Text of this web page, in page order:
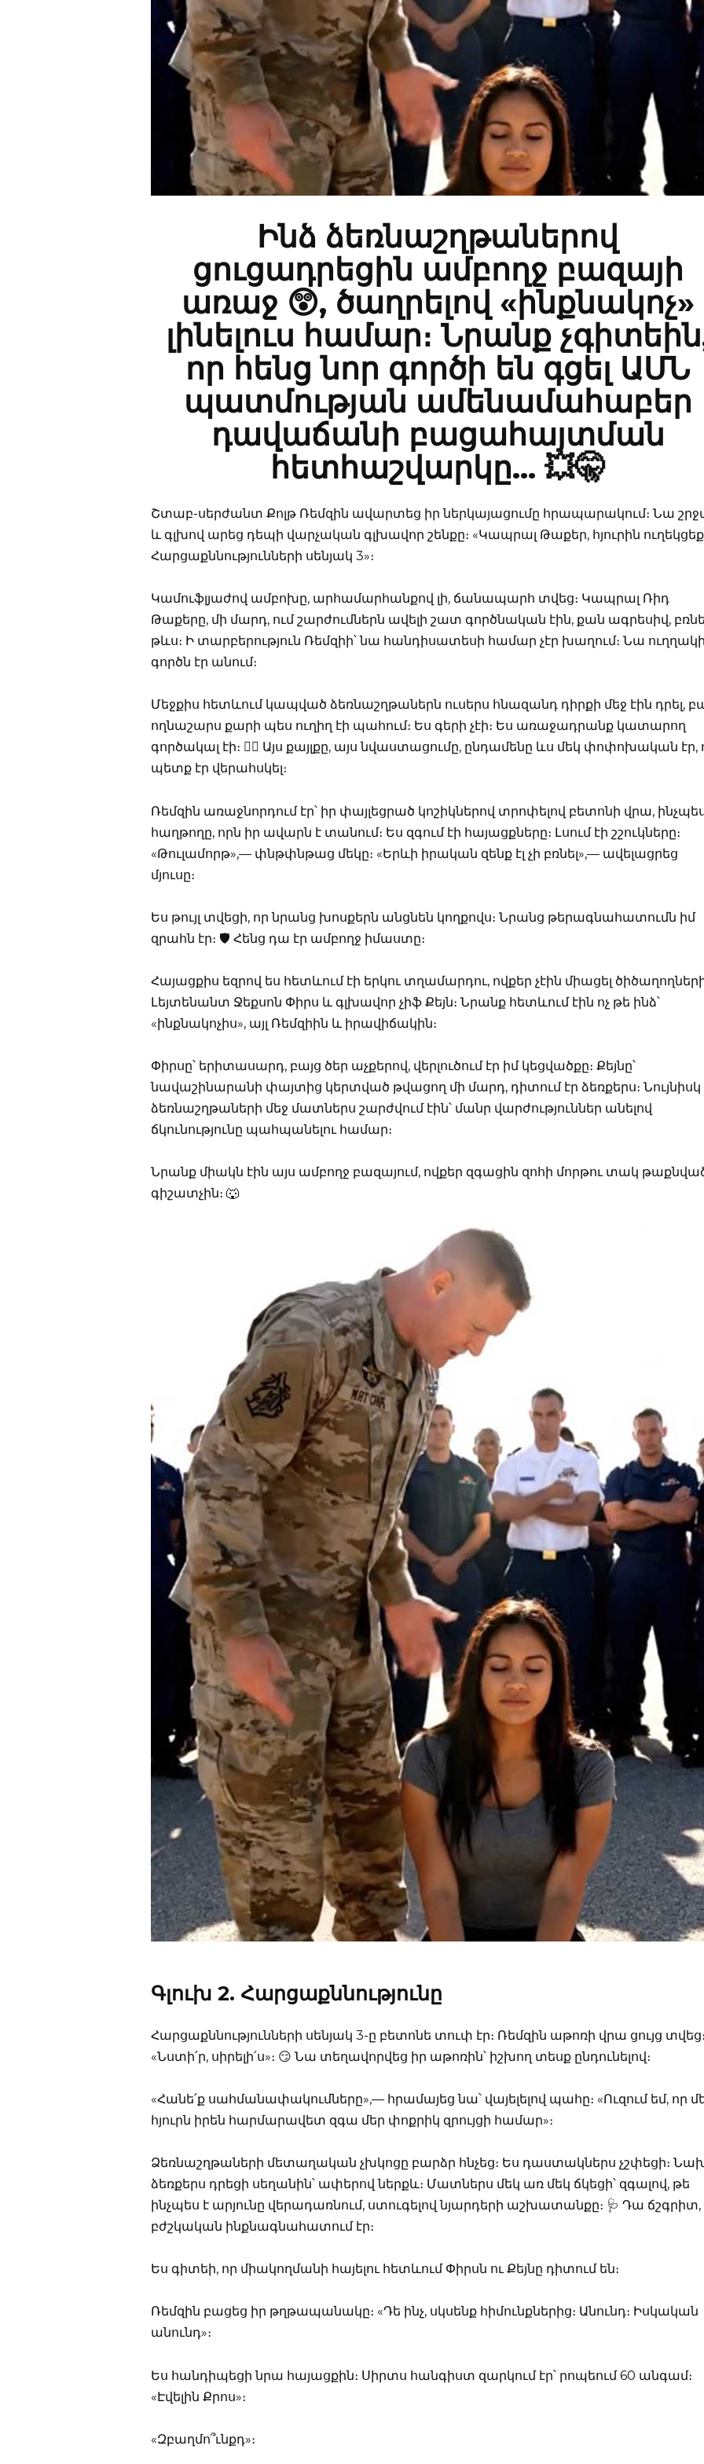
Ինձ ձեռնաշղթաներով
ցուցադրեցին ամբողջ բազայի
առաջ 😲, ծաղրելով «ինքնակոչ»
լինելուս համար։ Նրանք
որ հենց նոր գործի են գցել ԱՄՆ
պատմության ամենամահաբեր
դավաճանի բացահայտման
հետհաշվարկը… 💥🤫
Շտաբ-սերժանտ Քոլթ Ռեմզին ավարտեց իր ներկայացումը հրապարակում։ Նա
և գլխով արեց դեպի վարչական գլխավոր շենքը։ «Կապրալ Թաքեր, հյուրին ուղեկցեք
Հարցաքննությունների սենյակ 3»։
Կամուֆլյաժով ամբոխը, արհամարհանքով լի, ճանապարհ տվեց։ Կապրալ Ռիդ
Թաքերը, մի մարդ, ում շարժումներն ավելի շատ գործնական էին, քան ագրեսիվ,
թևս։ Ի տարբերություն Ռեմզիի՝ նա հանդիսատեսի համար չէր խաղում։ Նա
գործն էր անում։
Մեջքիս հետևում կապված ձեռնաշղթաներն ուսերս հնազանդ դիրքի մեջ էին դրել,
ողնաշարս քարի պես ուղիղ էի պահում։ Ես գերի չէի։ Ես առաջադրանք կատարող
գործակալ էի։ 🕵️‍♀️ Այս քայլքը, այս նվաստացումը, ընդամենը ևս մեկ փոփոխական էր,
պետք էր վերահսկել։
Ռեմզին առաջնորդում էր՝ իր փայլեցրած կոշիկներով տրոփելով բետոնի վրա,
հաղթողը, որն իր ավարն է տանում։ Ես զգում էի հայացքները։ Լսում էի շշուկները։
«Թուլամորթ»,— փնթփնթաց մեկը։ «Երևի իրական զենք էլ չի բռնել»,— ավելացրեց
մյուսը։
Ես թույլ տվեցի, որ նրանց խոսքերն անցնեն կողքովս։ Նրանց թերագնահատումն իմ
զրահն էր։ 🛡️ Հենց դա էր ամբողջ իմաստը։
Հայացքիս եզրով ես հետևում էի երկու տղամարդու, ովքեր չէին միացել
Լեյտենանտ Ջեքսոն Փիրս և գլխավոր չիֆ Քեյն։ Նրանք հետևում էին ոչ թե ինձ՝
«ինքնակոչիս», այլ Ռեմզիին և իրավիճակին։
Փիրսը՝ երիտասարդ, բայց ծեր աչքերով, վերլուծում էր իմ կեցվածքը։ Քեյնը՝
նավաշինարանի փայտից կերտված թվացող մի մարդ, դիտում էր ձեռքերս։ Նույնիսկ
ձեռնաշղթաների մեջ մատներս շարժվում էին՝ մանր վարժություններ անելով
ճկունությունը պահպանելու համար։
Նրանք միակն էին այս ամբողջ բազայում, ովքեր զգացին զոհի մորթու տակ
գիշատչին։ 🐺
Գլուխ 2. Հարցաքննությունը
Հարցաքննությունների սենյակ 3-ը բետոնե տուփ էր։ Ռեմզին աթոռի վրա ցույց
«Նստի՛ր, սիրելի՛ս»։ 😏 Նա տեղավորվեց իր աթոռին՝ իշխող տեսք ընդունելով։
«Հանե՛ք սահմանափակումները»,— հրամայեց նա՝ վայելելով պահը։ «Ուզում եմ, որ
հյուրն իրեն հարմարավետ զգա մեր փոքրիկ զրույցի համար»։
Ձեռնաշղթաների մետաղական չխկոցը բարձր հնչեց։ Ես դաստակներս չշփեցի։
ձեռքերս դրեցի սեղանին՝ ափերով ներքև։ Մատներս մեկ առ մեկ ճկեցի՝ զգալով, թե
ինչպես է արյունը վերադառնում, ստուգելով նյարդերի աշխատանքը։ 🩺 Դա ճշգրիտ,
բժշկական ինքնագնահատում էր։
Ես գիտեի, որ միակողմանի հայելու հետևում Փիրսն ու Քեյնը դիտում են։
Ռեմզին բացեց իր թղթապանակը։ «Դե ինչ, սկսենք հիմունքներից։ Անունդ։ Իսկական
անունդ»։
Ես հանդիպեցի նրա հայացքին։ Սիրտս հանգիստ զարկում էր՝ րոպեում 60 անգամ։
«Էվելին Քրոս»։
«Զբաղմո՞ւնքդ»։